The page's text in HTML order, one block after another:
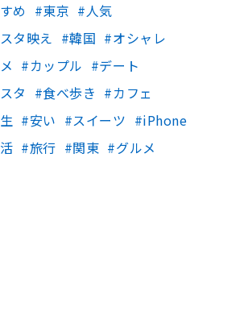
め 東京
人気
タ映え
韓国
オシャレ
カップル
デート
タ
食べ歩き
カフェ
安い スイーツ
iPhone
旅行 関東 グルメ